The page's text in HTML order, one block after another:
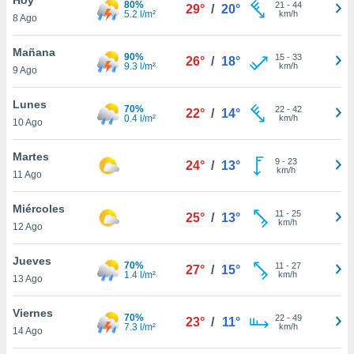
en
más
nuestra
de
cookies
aceptar
8 Ago
80%
5.2 l/m²
29° / 20° 21 - 44
km/h
Mañana
9 Ago
90%
9.3 l/m²
26° / 18° 15- 33
km/h
Lunes
10 Ago
70%
0.4 l/m²
22° / 14° 22- 42
km/h
Martes
11 Ago
24° / 13° 9- 23
km/h
Miércoles
12 Ago
25° / 13° 11 - 25
km/h
Jueves
13 Ago
70%
1.4 l/m²
27° / 15° 11 - 27
km/h
Viernes
14 Ago
70%
7.3 l/m²
23° / 11° 22- 49
km/h